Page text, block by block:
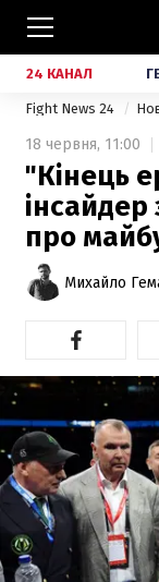
24 КАНАЛ
Fight News 24
18 червня, 11:00
"Кінець
інсайдер
про
Михайло